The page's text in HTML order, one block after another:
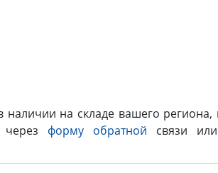
на складе вашего региона,
форму обратной связи